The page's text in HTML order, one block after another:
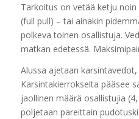
Tarkoitus on vetää ketju
(full pull) – tai ainakin
polkeva toinen osallistuja.
matkan edetessä.
Alussa ajetaan
Karsintakierrokselta pääsee
jaollinen määrä osallistujia
poljetaan pareittain